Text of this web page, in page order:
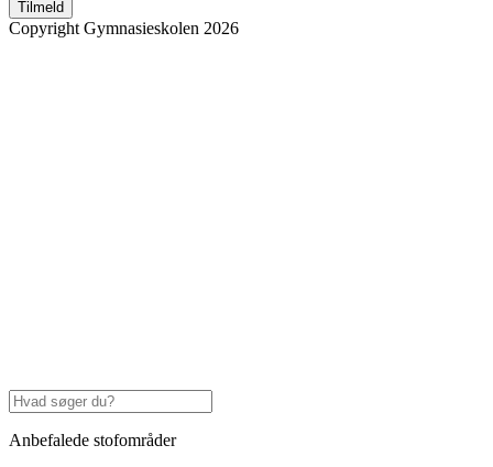
Tilmeld
Copyright Gymnasieskolen 2026
Anbefalede stofområder